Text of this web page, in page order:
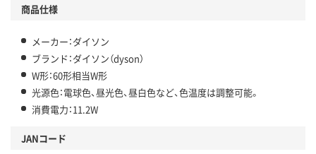
商品仕様
メーカー：ダイソン
ブランド：ダイソン（dyson）
W形：60形相当W形
光源色：電球色、昼光色、昼白色など、色温度は調整可能。
消費電力：11.2W
JANコード